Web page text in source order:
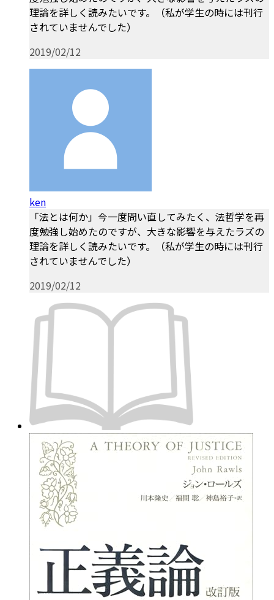
理論を詳しく読みたいです。（私が学生の時には刊行
されていませんでした）
2019/02/12
ken
「法とは何か」今一度問い直してみたく、法哲学を再
度勉強し始めたのですが、大きな影響を与えたラズの
理論を詳しく読みたいです。（私が学生の時には刊行
されていませんでした）
2019/02/12